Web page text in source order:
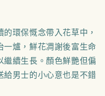
的環保慨念帶入花草中，
一爐，鮮花凋謝後富生命
繼續生長。顏色鮮艷但偏
給男士的小心意也是不錯